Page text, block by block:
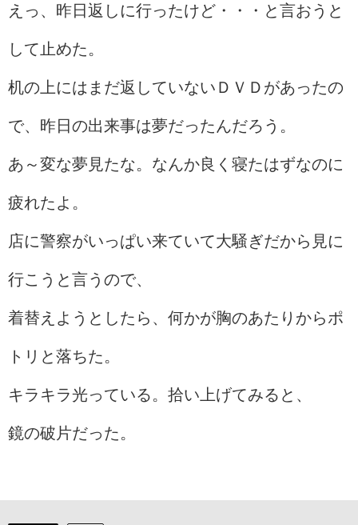
えっ、昨日返しに行ったけど・・・と言おうと
して止めた。
机の上にはまだ返していないＤＶＤがあったの
で、昨日の出来事は夢だったんだろう。
あ～変な夢見たな。なんか良く寝たはずなのに
疲れたよ。
店に警察がいっぱい来ていて大騒ぎだから見に
行こうと言うので、
着替えようとしたら、何かが胸のあたりからポ
トリと落ちた。
キラキラ光っている。拾い上げてみると、
鏡の破片だった。